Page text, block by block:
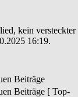
kein
16:19.
Beiträge
Beiträge [ Top-